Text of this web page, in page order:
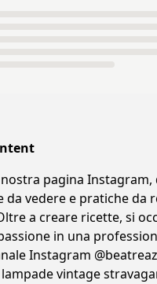
pagina
vedere e pratiche da
a creare ricette, si
in una
Instagram
vintage